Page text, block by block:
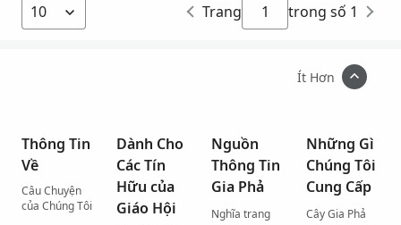
Trang trong số 1
Ít Hơn
Thông Tin
Về
Câu Chuyện
của Chúng Tôi
Dành Cho
Các Tín
Hữu của
Giáo Hội
Nguồn
Thông Tin
Gia Phả
Nghĩa trang
Những Gì
Chúng Tôi
Cung Cấp
Cây Gia Phả